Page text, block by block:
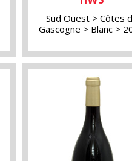
Sud Ouest
Côtes
Gascogne
Blanc